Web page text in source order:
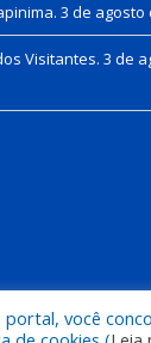
3 de agosto
Visitantes. 3 de
você